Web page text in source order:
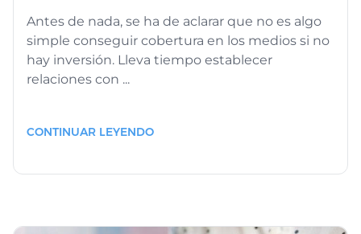
Antes de nada, se ha de aclarar que no es algo
simple conseguir cobertura en los medios si no
hay inversión. Lleva tiempo establecer
relaciones con ...
CONTINUAR LEYENDO